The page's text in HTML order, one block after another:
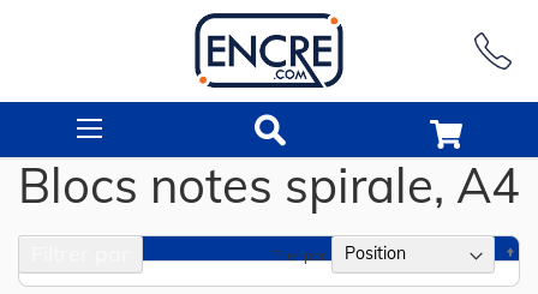
Blocs notes spirale, A4
Trier par